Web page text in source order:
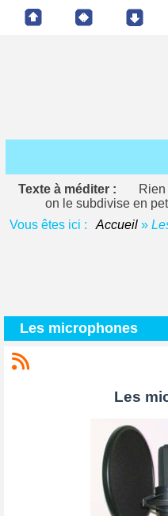
Texte à méditer :
on le subdivise en
Vous êtes ici :
Accueil »
Les microphones
Les